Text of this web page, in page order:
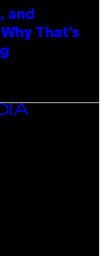
and
That’s